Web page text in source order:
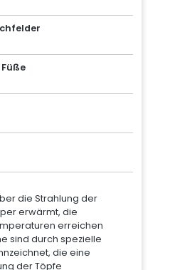
die Strahlung der
erwärmt, die
erreichen
sind durch spezielle
die eine
der Töpfe